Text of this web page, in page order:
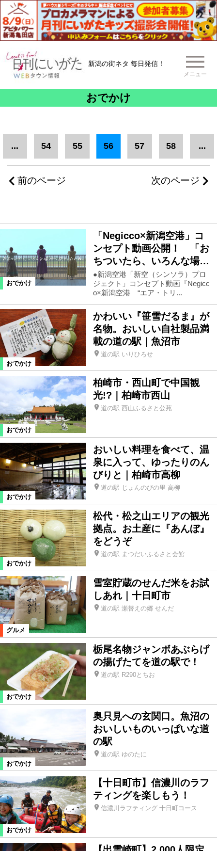
新潟の街ネタ 毎日発信！
メニュー
おでかけ
前のページ
... 54 55 56 57 58 ...
次のページ
おでかけ
「Negicco×新潟空港」コ
ンセプト動画公開！ 「お
ちついたら、いろんな場…
●新潟空港「新空（シンソラ）プロ
ジェクト」コンセプト動画『Negicc
o×新潟空港 “エア・トリ...
おでかけ
かわいい『笹雪だるま』が
名物。おいしい自社製品満
載の道の駅｜魚沼市
道の駅 いりひろせ
おでかけ
柏崎市・西山町で中国観
光!?｜柏崎市西山
道の駅 西山ふるさと公苑
おでかけ
おいしい料理を食べて、温
泉に入って、ゆったりのん
びりと｜柏崎市高柳
道の駅 じょんのびの里 高柳
おでかけ
松代・松之山エリアの観光
拠点。お土産に『あんぼ』
をどうぞ
道の駅 まつだいふるさと会館
グルメ
雪室貯蔵のせんだ米をお試
しあれ｜十日町市
道の駅 瀬替えの郷 せんだ
おでかけ
栃尾名物ジャンボあぶらげ
の揚げたてを道の駅で！
道の駅 R290とちお
おでかけ
奥只見への玄関口。魚沼の
おいしいものいっぱいな道
の駅
道の駅 ゆのたに
おでかけ
【十日町市】信濃川のラフ
ティングを楽しもう！
信濃川ラフティング 十日町コース